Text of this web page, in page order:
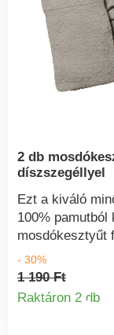
2 db
díszszegéllyel
Ezt a kiváló
100% pamutból
mosdókesztyűt
kellemes
bőrbarát jellege
tökéletes
- 30%
1 190 Ft
Raktáron 2 db